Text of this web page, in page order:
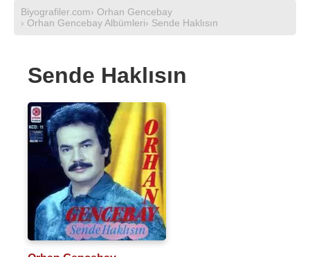
Biyografiler.com› Orhan Gencebay
› Orhan Gencebay Albümleri› Sende Haklısın
Sende Haklısın